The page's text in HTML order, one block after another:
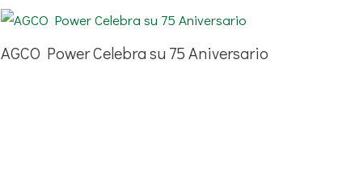
AGCO Power Celebra su 75 Aniversario